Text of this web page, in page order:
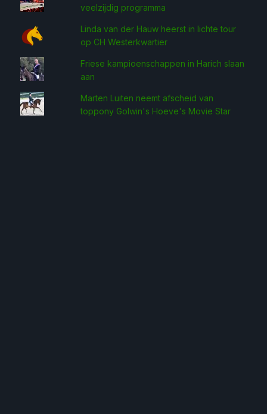
veelzijdig programma
Linda van der Hauw heerst in lichte tour
op CH Westerkwartier
Friese kampioenschappen in Harich slaan
aan
Marten Luiten neemt afscheid van
toppony Golwin's Hoeve's Movie Star